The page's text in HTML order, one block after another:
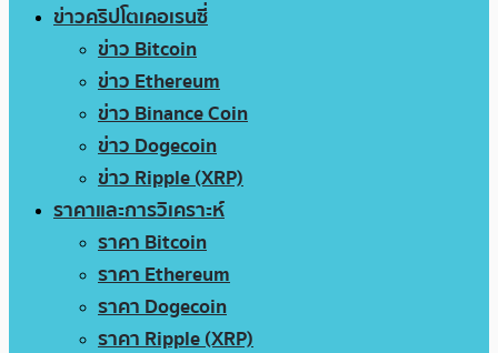
ข่าวคริปโตเคอเรนซี่
ข่าว Bitcoin
ข่าว Ethereum
ข่าว Binance Coin
ข่าว Dogecoin
ข่าว Ripple (XRP)
ราคาและการวิเคราะห์
ราคา Bitcoin
ราคา Ethereum
ราคา Dogecoin
ราคา Ripple (XRP)